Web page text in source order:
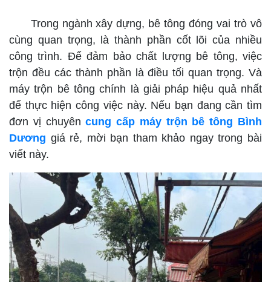
Trong ngành xây dựng, bê tông đóng vai trò vô
cùng quan trọng, là thành phần cốt lõi của nhiều
công trình. Để đảm bảo chất lượng bê tông, việc
trộn đều các thành phần là điều tối quan trọng. Và
máy trộn bê tông chính là giải pháp hiệu quả nhất
để thực hiện công việc này. Nếu bạn đang cần tìm
đơn vị chuyêncung cấp máy trộn bê tông Bình
Dương giá rẻ, mời bạn tham khảo ngay trong bài
viết này.